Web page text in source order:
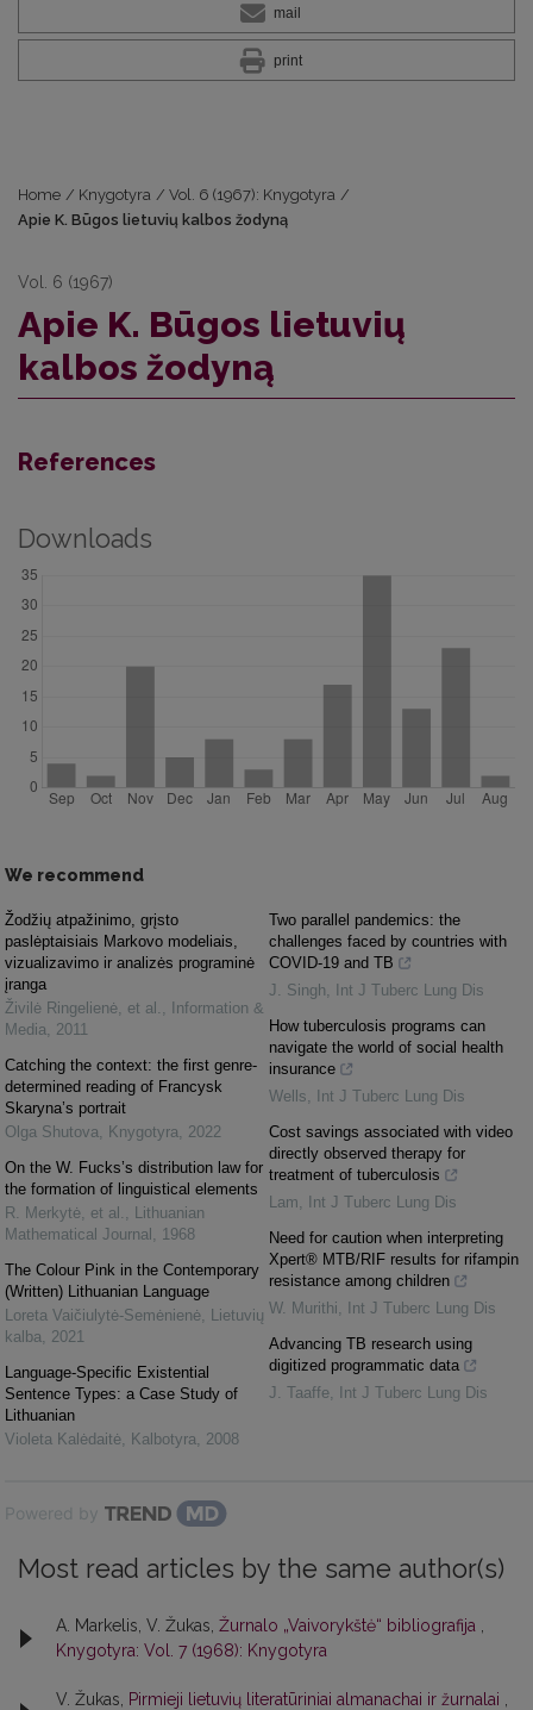
mail
print
Home / Knygotyra / Vol. 6 (1967): Knygotyra /
Apie K. Būgos lietuvių kalbos žodyną
Vol. 6 (1967)
Apie K. Būgos lietuvių
kalbos žodyną
References
Downloads
We recommend
Žodžių atpažinimo, grįsto
paslėptaisiais Markovo modeliais,
vizualizavimo ir analizės programinė
įranga
Živilė Ringelienė, et al. ,
Information &
Media, 2011
Catching the context: the first genre-
determined reading of Francysk
Skaryna’s portrait
Olga Shutova, Knygotyra, 2022
On the W. Fucks’s distribution law for
the formation of linguistical elements
R. Merkytė, et al. , Lithuanian
Mathematical Journal , 1968
The Colour Pink in the Contemporary
(Written) Lithuanian Language
Loreta Vaičiulytė-Semėnienė, Lietuvių
kalba, 2021
Language-Specific Existential
Sentence Types: a Case Study of
Lithuanian
Violeta Kalėdaitė, Kalbotyra, 2008
Two parallel pandemics: the
challenges faced by countries with
COVID-19 and TB
J. Singh,
Int J Tuberc Lung Dis
How tuberculosis programs can
navigate the world of social health
insurance
Wells,
Int J Tuberc Lung Dis
Cost savings associated with video
directly observed therapy for
treatment of tuberculosis
Lam,
Int J Tuberc Lung Dis
Need for caution when interpreting
Xpert® MTB/RIF results for rifampin
resistance among children
W. Murithi,
Int J Tuberc Lung Dis
Advancing TB research using
digitized programmatic data
J. Taaffe, Int J Tuberc Lung Dis
Powered by
Most read articles by the same author(s)
A. Markelis, V. Žukas, Žurnalo „Vaivorykštė“ bibliografija
Knygotyra: Vol. 7 (1968): Knygotyra
V. Žukas, Pirmieji lietuvių literatūriniai almanachai ir žurnalai